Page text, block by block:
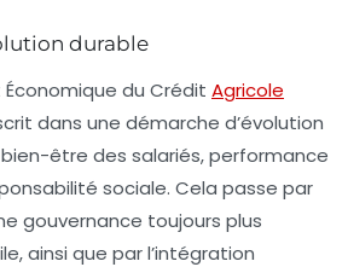
durable
du Crédit Agricole
dans une démarche d’évolution
être des salariés, performance
sociale. Cela passe par
gouvernance toujours plus
ainsi que par l’intégration